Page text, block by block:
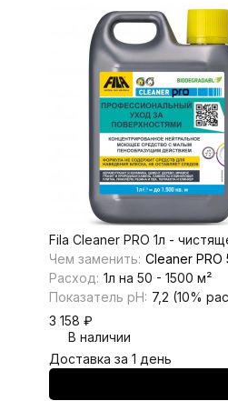
Fila Cleaner PRO 1л -
Чем заменить: Cleaner PRO
Расход: 1л на 50 - 1500 м²
Показатель pH: 7,2 (10%
3 158 ₽
В наличии
Доставка за 1 день